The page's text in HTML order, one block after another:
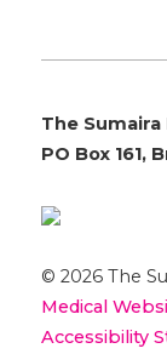
The
PO Box 161,
© 2026 The
Medical
Accessibility